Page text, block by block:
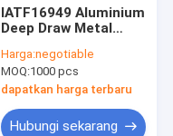
IATF16949 Aluminium
Deep Draw Metal
Harga:negotiable
MOQ:1000 pcs
dapatkan harga terbaru
Hubungi sekarang